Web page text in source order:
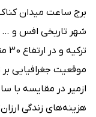
برج ساعت میدان
شهر تاریخی افس و …
موقعیت جغرافیایی
ازمیر در مقایسه با
هزینه‌های زندگی